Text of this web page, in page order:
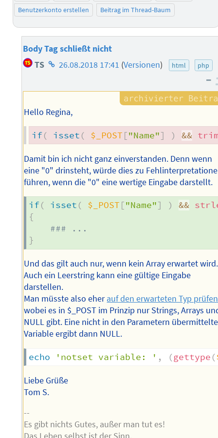
Benutzerkonto erstellen
Beitrag im Thread-Baum
Body Tag schließt nicht
TS Homepage
Autors
26.08.2018 17:41 (Versionen) html php
–
Hello Regina,
if( isset ( $_POST ["Name"] ) &&
Damit bin ich nicht ganz einverstanden. Denn wenn
eine "0" drinsteht, würde dies zu
führen, wenn die "0" eine wertige Eingabe darstellt.
if( isset ( $_POST ["Name"] ) &&
{
### ...
}
Und das gilt auch nur, wenn kein Array erwartet
Auch ein Leerstring kann eine gültige Eingabe
darstellen.
Man müsste also eherauf den erwarteten Typ prüfen
wobei es in $_POST im Prinzip nur Strings, Arrays
NULL gibt. Eine nicht in den Parametern übermittelte
Variable ergibt dann NULL.
echo 'notset variable: ' , (gettype (
Liebe Grüße
Tom S.
--
Es gibt nichts Gutes, außer man tut es!